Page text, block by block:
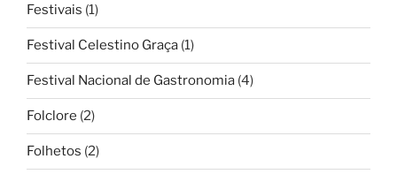
Festivais (1)
Festival Celestino Graça (1)
Festival Nacional de Gastronomia (4)
Folclore (2)
Folhetos (2)